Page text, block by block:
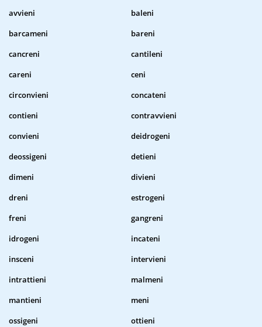
avvieni
baleni
barcameni
bareni
cancreni
cantileni
careni
ceni
circonvieni
concateni
contieni
contravvieni
convieni
deidrogeni
deossigeni
detieni
dimeni
divieni
dreni
estrogeni
freni
gangreni
idrogeni
incateni
insceni
intervieni
intrattieni
malmeni
mantieni
meni
ossigeni
ottieni